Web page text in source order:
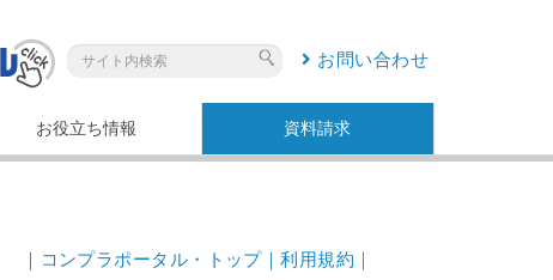
お問い合わせ
お役立ち情報 資料請求
｜コンプラポータル・トップ｜利用規約｜